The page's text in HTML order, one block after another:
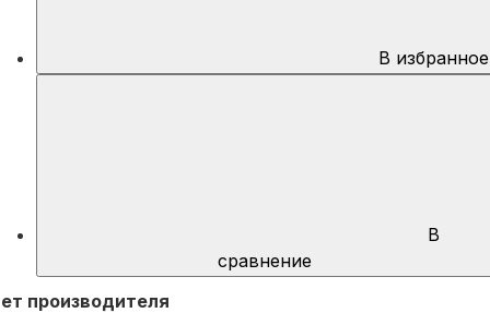
В избранное
В
сравнение
производителя